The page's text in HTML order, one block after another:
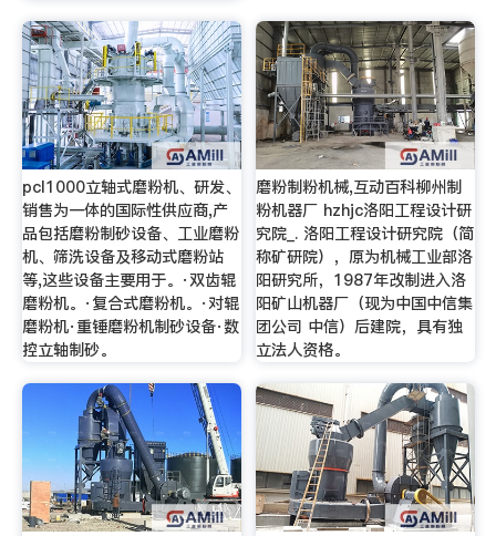
pcl1000立轴式磨粉机、研发、
销售为一体的国际性供应商,产
品包括磨粉制砂设备、工业磨粉
机、筛洗设备及移动式磨粉站
等,这些设备主要用于。·双齿辊
磨粉机。·复合式磨粉机。·对辊
磨粉机·重锤磨粉机制砂设备·数
控立轴制砂。
磨粉制粉机械,互动百科柳州制
粉机器厂 hzhjc洛阳工程设计研
究院_. 洛阳工程设计研究院（简
称矿研院），原为机械工业部洛
阳研究所，1987年改制进入洛
阳矿山机器厂（现为中国中信集
团公司 中信）后建院，具有独
立法人资格。